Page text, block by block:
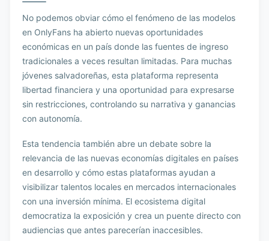
No podemos obviar cómo el fenómeno de las modelos
en OnlyFans ha abierto nuevas oportunidades
económicas en un país donde las fuentes de ingreso
tradicionales a veces resultan limitadas. Para muchas
jóvenes salvadoreñas, esta plataforma representa
libertad financiera y una oportunidad para expresarse
sin restricciones, controlando su narrativa y ganancias
con autonomía.
Esta tendencia también abre un debate sobre la
relevancia de las nuevas economías digitales en países
en desarrollo y cómo estas plataformas ayudan a
visibilizar talentos locales en mercados internacionales
con una inversión mínima. El ecosistema digital
democratiza la exposición y crea un puente directo con
audiencias que antes parecerían inaccesibles.